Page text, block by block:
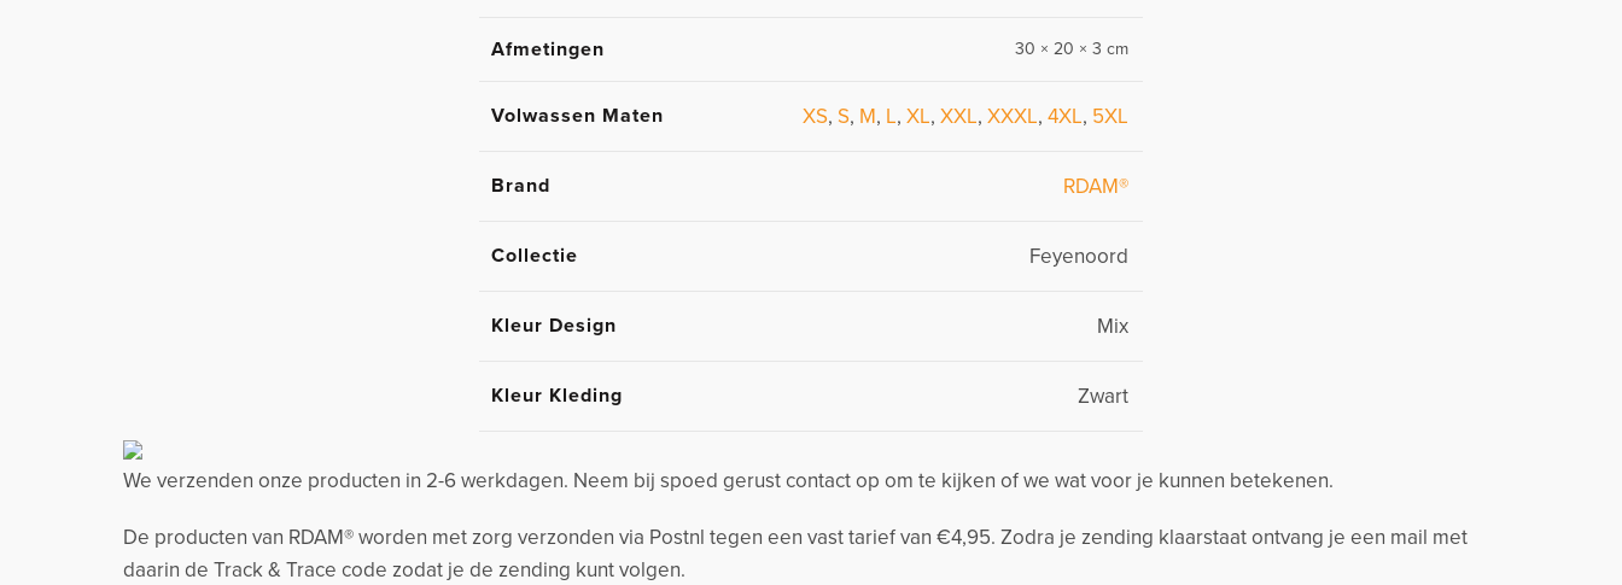
Afmetingen 30 × 20 × 3 cm
Volwassen Maten XS, S, M, L, XL, XXL, XXXL, 4XL, 5XL
Brand RDAM®
Collectie Feyenoord
Kleur Design Mix
Kleur Kleding Zwart
We verzenden onze producten in 2-6 werkdagen. Neem bij spoed gerust contact op om te kijken of we wat voor je kunnen betekenen.
De producten van RDAM® worden met zorg verzonden via Postnl tegen een vast tarief van €4,95. Zodra je zending klaarstaat ontvang je een mail met
daarin de Track & Trace code zodat je de zending kunt volgen.